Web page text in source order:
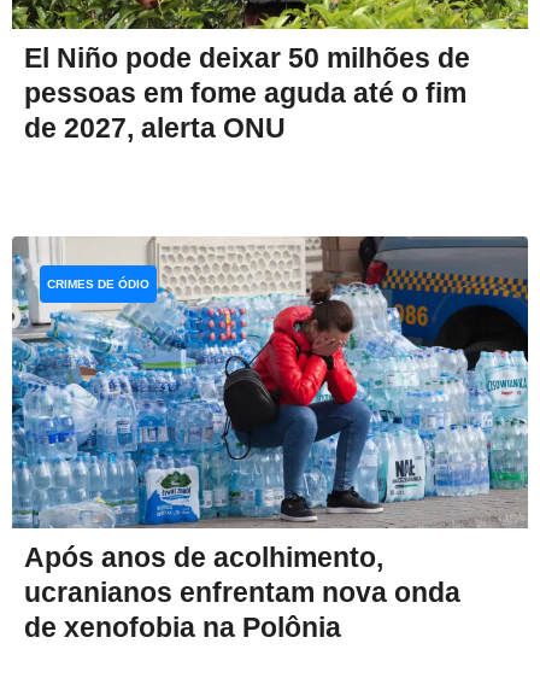
El Niño pode deixar 50 milhões de
pessoas em fome aguda até o fim
de 2027, alerta ONU
Após anos de acolhimento,
ucranianos enfrentam nova onda
de xenofobia na Polônia
CRIMES DE ÓDIO